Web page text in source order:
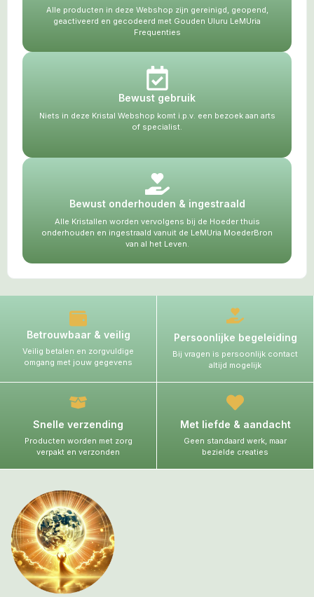
Alle producten in deze Webshop zijn gereinigd, geopend,
geactiveerd en gecodeerd met Gouden Uluru LeMUria
Frequenties
Bewust gebruik
Niets in deze Kristal Webshop komt i.p.v. een bezoek aan arts
of specialist.
Bewust onderhouden & ingestraald
Alle Kristallen worden vervolgens bij de Hoeder thuis
onderhouden en ingestraald vanuit de LeMUria MoederBron
van al het Leven.
Betrouwbaar & veilig
Veilig betalen en zorgvuldige
omgang met jouw gegevens
Persoonlijke begeleiding
Bij vragen is persoonlijk contact
altijd mogelijk
Snelle verzending
Producten worden met zorg
verpakt en verzonden
Met liefde & aandacht
Geen standaard werk, maar
bezielde creaties